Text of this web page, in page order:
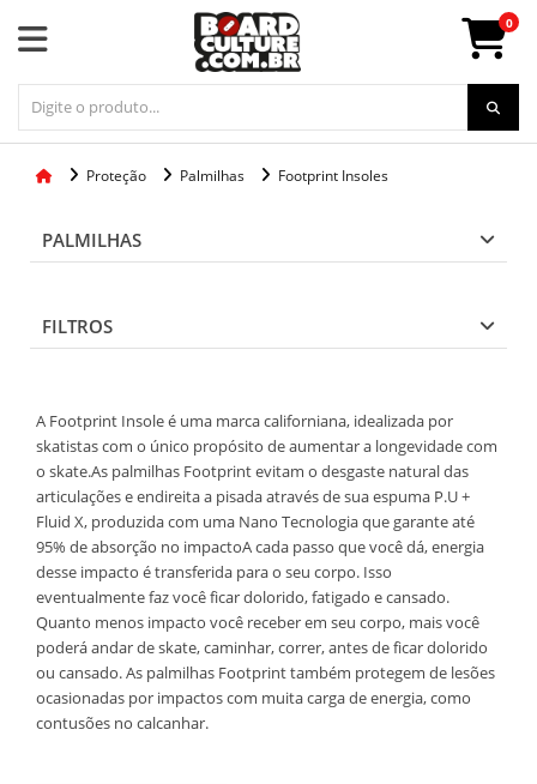
0
Proteção Palmilhas Footprint Insoles
PALMILHAS
FILTROS
A Footprint Insole é uma marca californiana, idealizada por
skatistas com o único propósito de aumentar a longevidade com
o skate.As palmilhas Footprint evitam o desgaste natural das
articulações e endireita a pisada através de sua espuma P.U +
Fluid X, produzida com uma Nano Tecnologia que garante até
95% de absorção no impactoA cada passo que você dá, energia
desse impacto é transferida para o seu corpo. Isso
eventualmente faz você ficar dolorido, fatigado e cansado.
Quanto menos impacto você receber em seu corpo, mais você
poderá andar de skate, caminhar, correr, antes de ficar dolorido
ou cansado. As palmilhas Footprint também protegem de lesões
ocasionadas por impactos com muita carga de energia, como
contusões no calcanhar.